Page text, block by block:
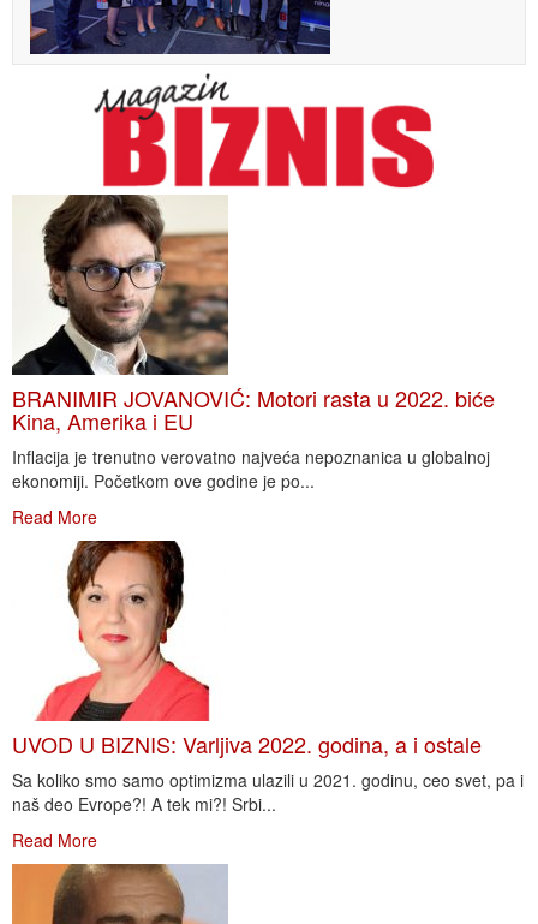
BRANIMIR JOVANOVIĆ: Motori rasta u 2022. biće
Kina, Amerika i EU
Inflacija je trenutno verovatno najveća nepoznanica u globalnoj
ekonomiji. Početkom ove godine je po...
Read More
UVOD U BIZNIS: Varljiva 2022. godina, a i ostale
Sa koliko smo samo optimizma ulazili u 2021. godinu, ceo svet, pa i
naš deo Evrope?! A tek mi?! Srbi...
Read More